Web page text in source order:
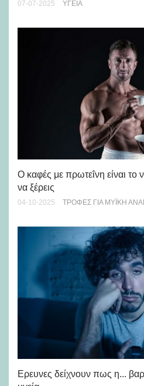
07-07-2025 ΥΓΕΊΑ
Ο καφές με πρωτεΐνη είναι το
να ξέρεις
04-10-2025 ΤΡΟΦΈΣ ΓΙΑ ΜΥΪΚΉ
Ερευνες δείχνουν πως η...